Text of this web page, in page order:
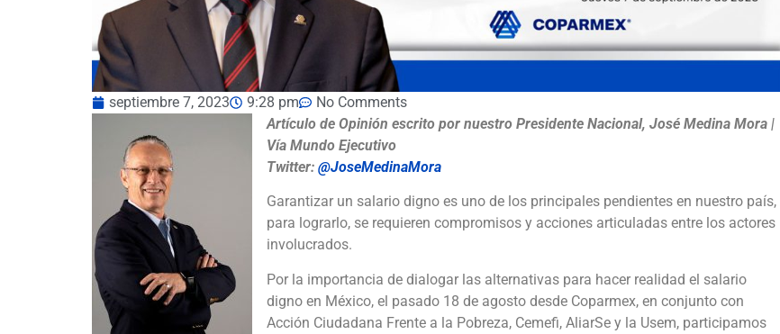
septiembre 7, 2023 9:28 pm
No Comments
Artículo de Opinión escrito por nuestro Presidente Nacional, José Medina Mora |
Vía Mundo Ejecutivo
Twitter: @JoseMedinaMora
Garantizar un salario digno es uno de los principales pendientes en nuestro país,
para lograrlo, se requieren compromisos y acciones articuladas entre los actores
involucrados.
Por la importancia de dialogar las alternativas para hacer realidad el salario
digno en México, el pasado 18 de agosto desde Coparmex, en conjunto con
Acción Ciudadana Frente a la Pobreza, Cemefi, AliarSe y la Usem, participamos